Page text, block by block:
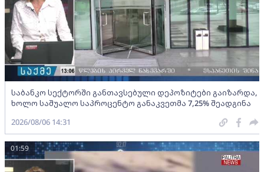
საბანკო სექტორში განთავსებული დეპოზიტები გაიზარდა,
ხოლო საშუალო საპროცენტო განაკვეთმა 7,25% შეადგინა
2026/08/06 14:31
01:59